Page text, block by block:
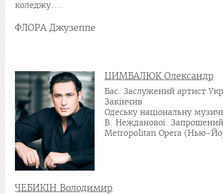
коледжу....
ФЛОРА Джузеппе
ЦИМБАЛЮК Олександр
Бас. Заслужений артист
Закінчив
Одеську національну
В. Нежданової. Запрошений
Metropolitan Opera (Нью-
ЧЕБИКІН Володимир